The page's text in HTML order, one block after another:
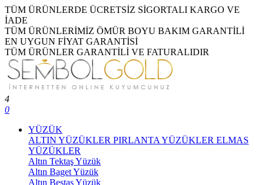
TÜM ÜRÜNLERDE ÜCRETSİZ SİGORTALI KARGO VE
İADE
TÜM ÜRÜNLERİMİZ ÖMÜR BOYU BAKIM GARANTİLİ
EN UYGUN FİYAT GARANTİSİ
TÜM ÜRÜNLER GARANTİLİ VE FATURALIDIR
4
0
YÜZÜK
ALTIN YÜZÜKLER PIRLANTA YÜZÜKLER ELMAS
YÜZÜKLER
Altın Tektaş Yüzük
Altın Baget Yüzük
Altın Beştaş Yüzük